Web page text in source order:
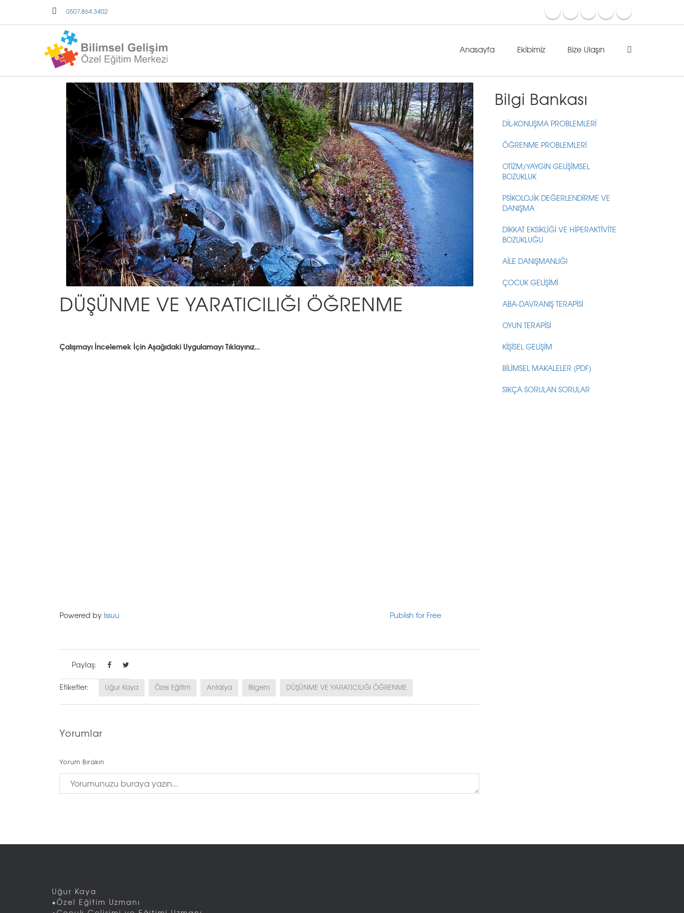
0507.864.3402
Anasayfa Ekibimiz Bize Ulaşın
DÜŞÜNME VE YARATICILIĞI ÖĞRENME
Çalışmayı İncelemek İçin Aşağıdaki Uygulamayı Tıklayınız…
Powered by Issuu Publish for Free
Paylaş:
Etiketler: Uğur Kaya Özel Eğitim Antalya Bilgem DÜŞÜNME VE YARATICILIĞI ÖĞRENME
Yorumlar
Yorum Bırakın
Bilgi Bankası
DİL-KONUŞMA PROBLEMLERİ
ÖĞRENME PROBLEMLERİ
OTİZM/YAYGIN GELİŞİMSEL
BOZUKLUK
PSİKOLOJİK DEĞERLENDİRME VE
DANIŞMA
DİKKAT EKSİKLİĞİ VE HİPERAKTİVİTE
BOZUKLUĞU
AİLE DANIŞMANLIĞI
ÇOCUK GELİŞİMİ
ABA-DAVRANIŞ TERAPİSİ
OYUN TERAPİSİ
KİŞİSEL GELİŞİM
BİLİMSEL MAKALELER (PDF)
SIKÇA SORULAN SORULAR
Uğur Kaya
•Özel Eğitim Uzmanı